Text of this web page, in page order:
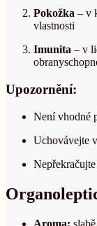
Pokožka – v
vlastnosti
Imunita – v
Upozornění:
Není vhodné
Uchovávejte
Aroma: